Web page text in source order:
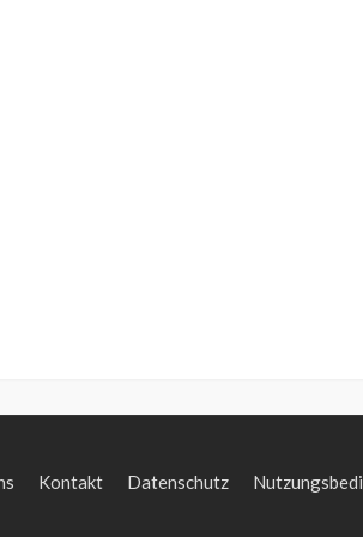
Kontakt Datenschutz